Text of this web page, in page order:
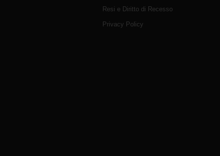
Resi e Diritto di Recesso
Privacy Policy